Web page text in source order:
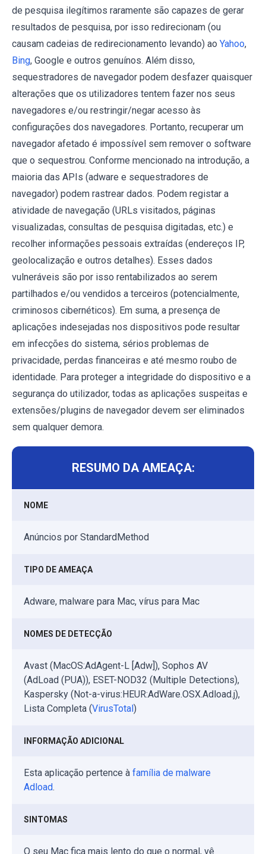
de pesquisa ilegítimos raramente são capazes de gerar
resultados de pesquisa, por isso redirecionam (ou
causam cadeias de redirecionamento levando) ao Yahoo,
Bing, Google e outros genuínos. Além disso,
sequestradores de navegador podem desfazer quaisquer
alterações que os utilizadores tentem fazer nos seus
navegadores e/ou restringir/negar acesso às
configurações dos navegadores. Portanto, recuperar um
navegador afetado é impossível sem remover o software
que o sequestrou. Conforme mencionado na introdução, a
maioria das APIs (adware e sequestradores de
navegador) podem rastrear dados. Podem registar a
atividade de navegação (URLs visitados, páginas
visualizadas, consultas de pesquisa digitadas, etc.) e
recolher informações pessoais extraídas (endereços IP,
geolocalização e outros detalhes). Esses dados
vulneráveis ​​são por isso rentabilizados ao serem
partilhados e/ou vendidos a terceiros (potencialmente,
criminosos cibernéticos). Em suma, a presença de
aplicações indesejadas nos dispositivos pode resultar
em infecções do sistema, sérios problemas de
privacidade, perdas financeiras e até mesmo roubo de
identidade. Para proteger a integridade do dispositivo e a
segurança do utilizador, todas as aplicações suspeitas e
extensões/plugins de navegador devem ser eliminados
sem qualquer demora.
RESUMO DA AMEAÇA:
NOME
Anúncios por StandardMethod
TIPO DE AMEAÇA
Adware, malware para Mac, vírus para Mac
NOMES DE DETECÇÃO
Avast (MacOS:AdAgent-L [Adw]), Sophos AV
(AdLoad (PUA)), ESET-NOD32 (Multiple Detections),
Kaspersky (Not-a-virus:HEUR:AdWare.OSX.Adload.j),
Lista Completa (VirusTotal)
INFORMAÇÃO ADICIONAL
Esta aplicação pertence à família de malware
Adload.
SINTOMAS
O seu Mac fica mais lento do que o normal, vê